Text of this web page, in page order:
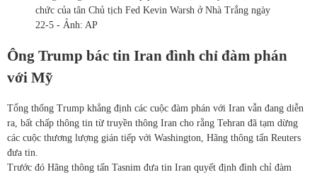
chức của tân Chủ tịch Fed Kevin Warsh ở Nhà Trắng ngày
22-5 - Ảnh: AP
Ông Trump bác tin Iran đình chỉ đàm phán
với Mỹ
Tổng thống Trump khẳng định các cuộc đàm phán với Iran vẫn đang diễn
ra, bất chấp thông tin từ truyền thông Iran cho rằng Tehran đã tạm dừng
các cuộc thương lượng gián tiếp với Washington, Hãng thông tấn Reuters
đưa tin.
Trước đó Hãng thông tấn Tasnim đưa tin Iran quyết định đình chỉ đàm